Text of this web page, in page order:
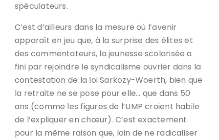
spéculateurs.
C’est d’ailleurs dans la mesure où l’avenir
apparaît en jeu que, à la surprise des élites et
des commentateurs, la jeunesse scolarisée a
fini par rejoindre le syndicalisme ouvrier dans la
contestation de la loi Sarkozy-Woerth, bien que
la retraite ne se pose pour elle… que dans 50
ans (comme les figures de l’UMP croient habile
de l’expliquer en chœur). C’est exactement
pour la même raison que, loin de ne radicaliser